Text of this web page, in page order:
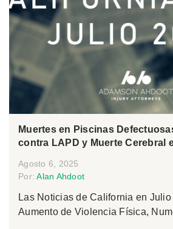
Muertes en Piscinas
contra LAPD y Muerte Cerebral
Agosto 6, 2025
Por:Alan Ahdoot
Las Noticias de California en Julio
Aumento de Violencia Física,